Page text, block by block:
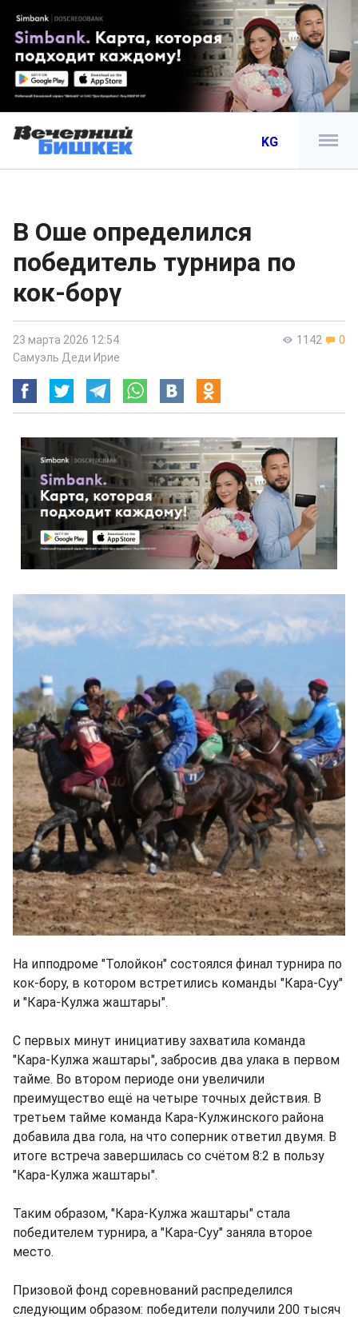
KG
В Оше определился
победитель турнира по
кок-борү
1142 0
23 марта 2026 12:54
Самуэль Деди Ирие
На ипподроме "Толойкон" состоялся финал турнира по
кок-бору, в котором встретились команды "Кара-Суу"
и "Кара-Кулжа жаштары".
С первых минут инициативу захватила команда
"Кара-Кулжа жаштары", забросив два улака в первом
тайме. Во втором периоде они увеличили
преимущество ещё на четыре точных действия. В
третьем тайме команда Кара-Кулжинского района
добавила два гола, на что соперник ответил двумя. В
итоге встреча завершилась со счётом 8:2 в пользу
"Кара-Кулжа жаштары".
Таким образом, "Кара-Кулжа жаштары" стала
победителем турнира, а "Кара-Суу" заняла второе
место.
Призовой фонд соревнований распределился
следующим образом: победители получили 200 тысяч